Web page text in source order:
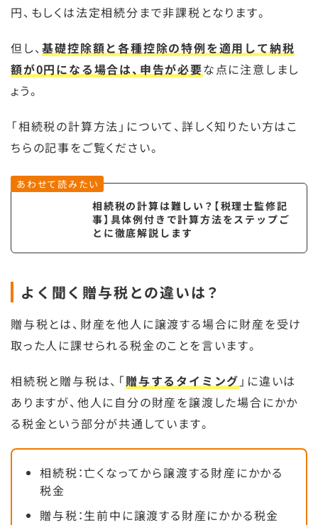
円、もしくは法定相続分まで非課税となります。
但し、基礎控除額と各種控除の特例を適用して納税
額が0円になる場合は、申告が必要な点に注意しまし
ょう。
「相続税の計算方法」について、詳しく知りたい方はこ
ちらの記事をご覧ください。
あわせて読みたい
相続税の計算は難しい？【税理士監修記
事】具体例付きで計算方法をステップご
とに徹底解説します
よく聞く贈与税との違いは？
贈与税とは、財産を他人に譲渡する場合に財産を受け
取った人に課せられる税金のことを言います。
相続税と贈与税は、「贈与するタイミング 」に違いは
ありますが、他人に自分の財産を譲渡した場合にかか
る税金という部分が共通しています。
相続税：亡くなってから譲渡する財産にかかる
税金
贈与税：生前中に譲渡する財産にかかる税金